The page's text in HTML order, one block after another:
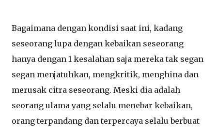
Bagaimana dengan kondisi saat ini, kadang
seseorang lupa dengan kebaikan seseorang
hanya dengan 1 kesalahan saja mereka tak segan
segan menjatuhkan, mengkritik, menghina dan
merusak citra seseorang. Meski dia adalah
seorang ulama yang selalu menebar kebaikan,
orang terpandang dan terpercaya selalu berbuat